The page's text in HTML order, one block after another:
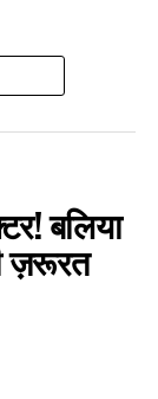
बलिया
ज़रूरत